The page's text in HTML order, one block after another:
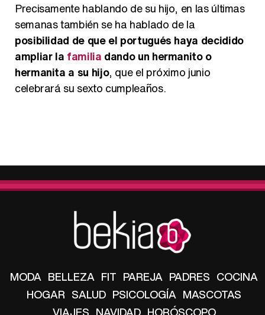
Precisamente hablando de su hijo, en las últimas
semanas también se ha hablado de la
posibilidad de que el portugués haya decidido
ampliar la familia dando un hermanito o
hermanita a su hijo, que el próximo junio
celebrará su sexto cumpleaños.
MODA BELLEZA FIT PAREJA PADRES COCINA
HOGAR SALUD PSICOLOGÍA MASCOTAS